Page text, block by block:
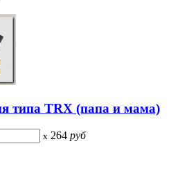
типа TRX (папа и мама)
x 264 руб